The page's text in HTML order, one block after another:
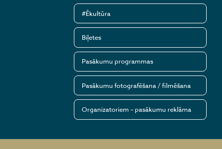
#Ēkultūra
Biļetes
Pasākumu programmas
Pasākumu fotografēšana / filmēšana
Organizatoriem – pasākumu reklāma